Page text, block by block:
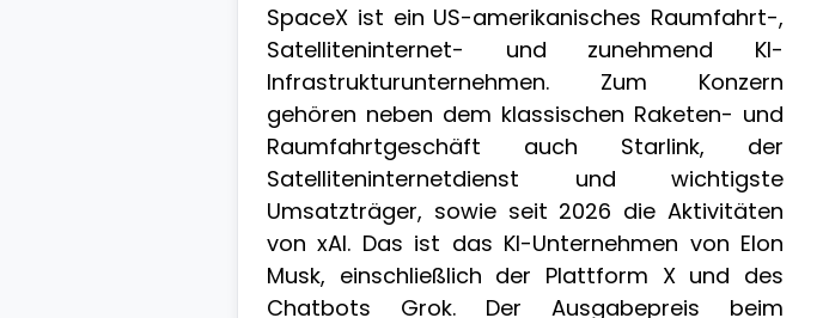
SpaceX ist ein US-amerikanisches Raumfahrt-,
Satelliteninternet- und zunehmend KI-
Infrastrukturunternehmen. Zum Konzern
gehören neben dem klassischen Raketen- und
Raumfahrtgeschäft auch Starlink, der
Satelliteninternetdienst und wichtigste
Umsatzträger, sowie seit 2026 die Aktivitäten
von xAI. Das ist das KI-Unternehmen von Elon
Musk, einschließlich der Plattform X und des
Chatbots Grok. Der Ausgabepreis beim